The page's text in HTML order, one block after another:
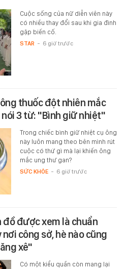
Cuộc sống của nữ diễn viên này
có nhiều thay đổi sau khi gia đình
gặp biến cố.
STAR - 6 giờ trước
thuốc đột nhiên mắc
3 từ: "Bình giữ nhiệt"
Trong chiếc bình giữ nhiệt cụ ông
này luôn mang theo bên mình rút
cuộc có thứ gì mà lại khiến ông
mắc ung thư gan?
SỨC KHỎE - 6 giờ trước
đồ được xem là chuẩn
công sở, hè nào cũng
xê"
Có một kiểu quần còn mang lại